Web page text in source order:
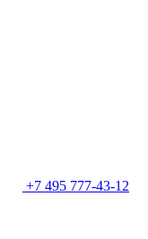
+7 495 777-43-12